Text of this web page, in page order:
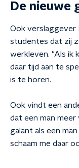
De nieuwe
Ook verslaggever
studentes dat zij
werkleven. "Als ik
daar tijd aan te
is te horen.
Ook vindt een
dat een man
galant als een
schaam me daar